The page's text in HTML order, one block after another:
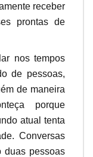
receber
prontas de
nos tempos
de pessoas,
de maneira
porque
atual tenta
Conversas
duas pessoas